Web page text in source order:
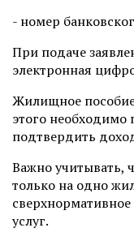
- номер
При подаче
электронная
Жилищное пособие
этого необходимо
подтвердить
Важно учитывать,
только на одно
услуг.